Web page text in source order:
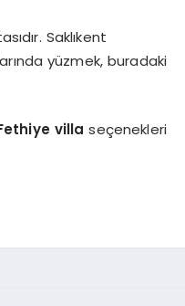
Saklıkent
yüzmek, buradaki
villa seçenekleri